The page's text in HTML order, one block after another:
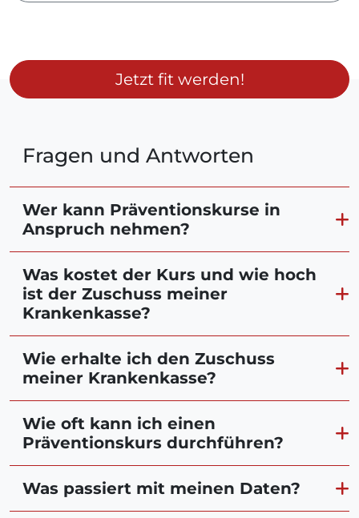
Jetzt fit werden!
Fragen und Antworten
Wer kann Präventionskurse in
Anspruch nehmen?
Was kostet der Kurs und wie hoch
ist der Zuschuss meiner
Krankenkasse?
Wie erhalte ich den Zuschuss
meiner Krankenkasse?
Wie oft kann ich einen
Präventionskurs durchführen?
Was passiert mit meinen Daten?